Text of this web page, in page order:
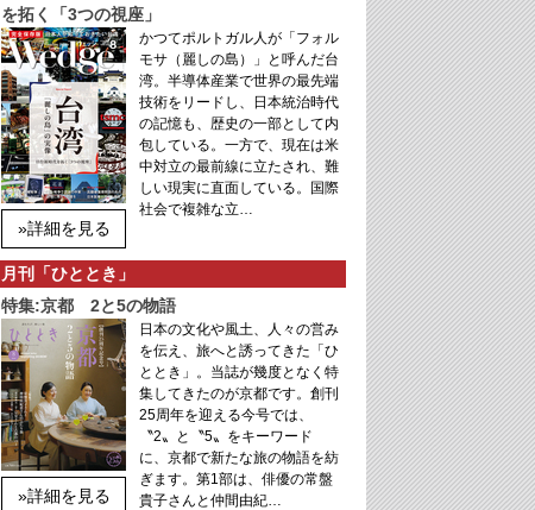
を拓く「3つの視座」
»詳細を見る
かつてポルトガル人が「フォル
モサ（麗しの島）」と呼んだ台
湾。半導体産業で世界の最先端
技術をリードし、日本統治時代
の記憶も、歴史の一部として内
包している。一方で、現在は米
中対立の最前線に立たされ、難
しい現実に直面している。国際
社会で複雑な立…
月刊「ひととき」
特集:京都 2と5の物語
»詳細を見る
日本の文化や風土、人々の営み
を伝え、旅へと誘ってきた「ひ
ととき」。当誌が幾度となく特
集してきたのが京都です。創刊
25周年を迎える今号では、
〝2〟と〝5〟をキーワード
に、京都で新たな旅の物語を紡
ぎます。第1部は、俳優の常盤
貴子さんと仲間由紀…